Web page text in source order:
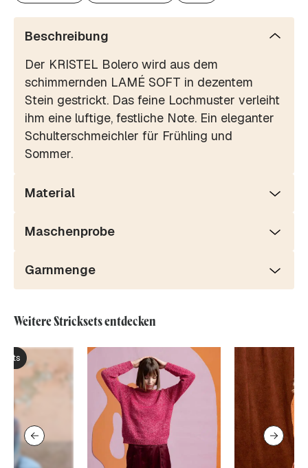
Beschreibung
Der KRISTEL Bolero wird aus dem
schimmernden LAMÉ SOFT in dezentem
Stein gestrickt. Das feine Lochmuster verleiht
ihm eine luftige, festliche Note. Ein eleganter
Schulterschmeichler für Frühling und
Sommer.
Material
Maschenprobe
Garnmenge
Weitere Stricksets entdecken